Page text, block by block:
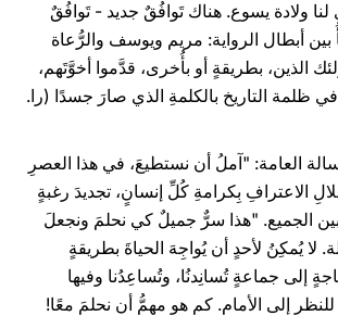
لنا ولادة يسوع. هناك تَوافُقٌ جديد - تَوافُقٌ
بين أبطال الرواية: مريم ويوسف والرُّعاة
الذين، بطريقةٍ أو بأُخرى، قدَّموا أخوَّتَهم،
ظلمة التاريخ بالكلمةِ الذي صارَ جسدًا (را.
العامة: "آملُ أن نستطيعَ، في هذا العصرِ
الاعترافِ بِكرامةِ كُلِّ إنسانٍ، تجديدَ رغبةٍ
بين الجميع. "هذا سرٌّ جميلٌ كي نحلمَ ونجعلَ
لا يُمكِنُ لأحدٍ أن يُواجِهَ الحياةَ بطريقةٍ
إلى جماعةٍ تُسانِدنُا، وتُساعِدُنا وفيها
إلى الأمام. كم هو مهمُّ أن نحلمَ معًا!